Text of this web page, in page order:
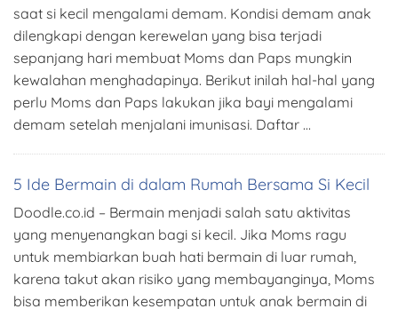
saat si kecil mengalami demam. Kondisi demam anak
dilengkapi dengan kerewelan yang bisa terjadi
sepanjang hari membuat Moms dan Paps mungkin
kewalahan menghadapinya. Berikut inilah hal-hal yang
perlu Moms dan Paps lakukan jika bayi mengalami
demam setelah menjalani imunisasi. Daftar …
5 Ide Bermain di dalam Rumah Bersama Si Kecil
Doodle.co.id – Bermain menjadi salah satu aktivitas
yang menyenangkan bagi si kecil. Jika Moms ragu
untuk membiarkan buah hati bermain di luar rumah,
karena takut akan risiko yang membayanginya, Moms
bisa memberikan kesempatan untuk anak bermain di